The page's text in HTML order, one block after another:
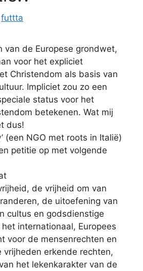
futtta
van de Europese grondwet,
voor het expliciet
Christendom als basis van
Impliciet zou zo een
status voor het
betekenen. Wat mij
dus!
(een NGO met roots in Italië)
petitie op met volgende
de vrijheid om van
de uitoefening van
cultus en godsdienstige
internationaal, Europees
voor de mensenrechten en
vrijheden erkende rechten,
het lekenkarakter van de